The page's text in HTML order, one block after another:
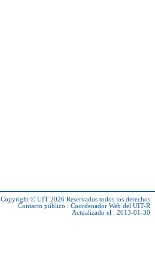
Copyright © UIT 2026 Reservados todos los derechos
Contacto público : Coordenador Web del UIT-R
Actualizado el : 2013-01-30